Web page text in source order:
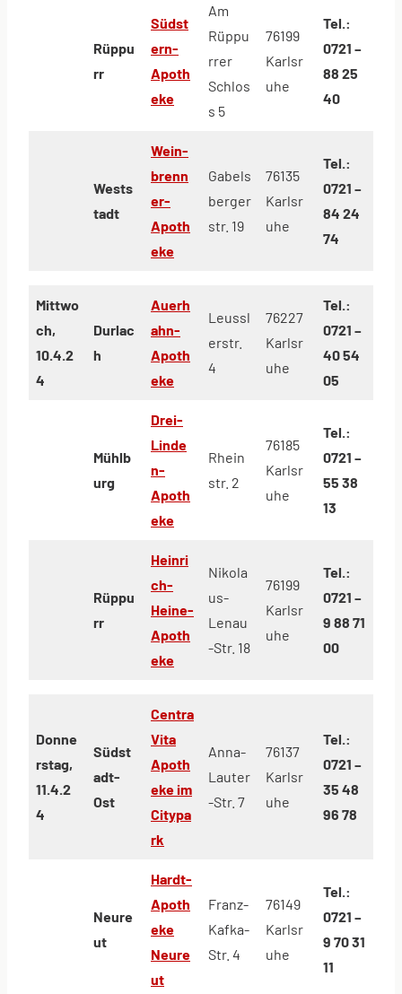
Rüppu
rr
Südst
ern-
Apoth
eke
Am
Rüppu
rrer
Schlos
s 5
76199
Karlsr
uhe
Tel.:
0721 –
88 25
40
Wests
tadt
Wein-
brenn
er-
Apoth
eke
Gabels
berger
str. 19
76135
Karlsr
uhe
Tel.:
0721 –
84 24
74
Mittwo
ch,
10.4.2
4
Durlac
h
Auerh
ahn-
Apoth
eke
Leussl
erstr.
4
76227
Karlsr
uhe
Tel.:
0721 –
40 54
05
Mühlb
urg
Drei-
Linde
n-
Apoth
eke
Rhein
str. 2
76185
Karlsr
uhe
Tel.:
0721 –
55 38
13
Rüppu
rr
Heinri
ch-
Heine-
Apoth
eke
Nikola
us-
Lenau
-Str. 18
76199
Karlsr
uhe
Tel.:
0721 –
9 88 71
00
Donne
rstag,
11.4.2
4
Südst
adt-
Ost
Centra
Vita
Apoth
eke im
Citypa
rk
Anna-
Lauter
-Str. 7
76137
Karlsr
uhe
Tel.:
0721 –
35 48
96 78
Neure
ut
Hardt-
Apoth
eke
Neure
ut
Franz-
Kafka-
Str. 4
76149
Karlsr
uhe
Tel.:
0721 –
9 70 31
11